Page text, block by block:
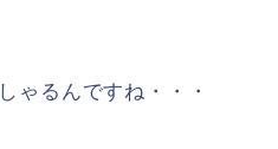
ゃるんですね・・・